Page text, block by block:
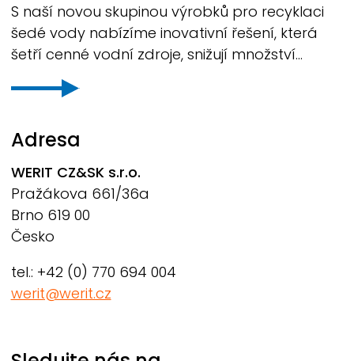
S naší novou skupinou výrobků pro recyklaci
šedé vody nabízíme inovativní řešení, která
šetří cenné vodní zdroje, snižují množství...
Adresa
WERIT CZ&SK s.r.o.
Pražákova 661/36a
Brno 619 00
Česko
tel.: +42 (0) 770 694 004
werit@werit.cz